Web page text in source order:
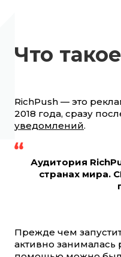
Что
RichPush — это
2018 года, сразу
уведомлений.
Аудитория
странах мира.
Прежде чем
активно занималась